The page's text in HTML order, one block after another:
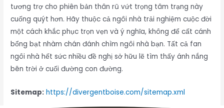
tương trợ cho phiên bản thân rũ vứt trọng tâm trạng này
cuống quýt hơn. Hãy thuộc cả ngôi nhà trải nghiệm cuộc đời
một cách khắc phục trọn vẹn và ý nghĩa, không để cất cánh
bổng bạt nhàm chán đánh chìm ngôi nhà bạn. Tất cả fan
ngôi nhà hết sức nhiều đề nghị sở hữu lẽ tìm thấy ánh nắng
bên trời ở cuối đường con đường.
Sitemap: https://divergentboise.com/sitemap.xml